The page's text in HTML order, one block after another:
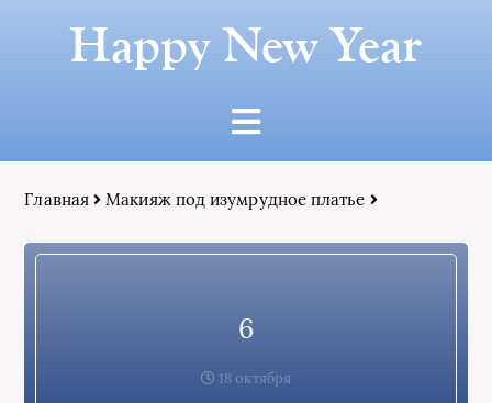
Happy New Year
Главная Макияж под изумрудное платье
6
18 октября